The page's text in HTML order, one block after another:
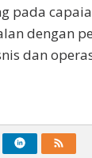
pada
dengan
dan